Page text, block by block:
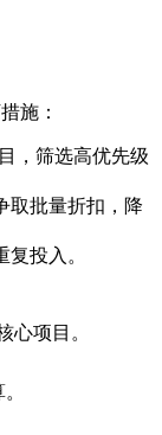
施：
，筛选高优先级
取批量折扣，降
复投入。
心项目。